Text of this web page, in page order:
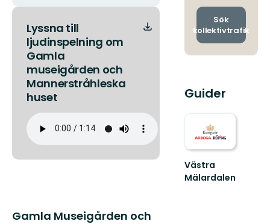
Lyssna till
ljudinspelning om
Gamla
museigården och
Mannerstråhleska
huset
Beskrivning
Gamla Museigården och
och
Sök
kollektivtrafik
Guider
Västra
Mälardalen